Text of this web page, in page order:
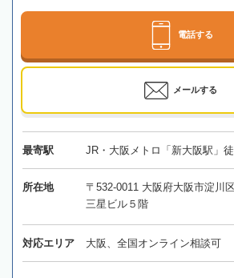
電話する
メールする
最寄駅 JR・大阪メトロ「新大阪駅」
所在地
〒532-0011 大阪府大阪市淀川
三星ビル５階
対応エリア 大阪、全国オンライン相談可